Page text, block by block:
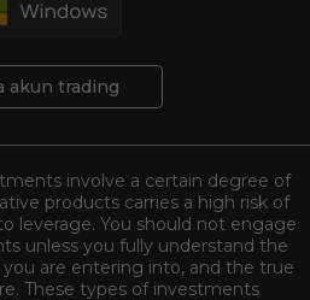
akun trading
involve a certain degree of
products carries a high risk of
leverage. You should not engage
unless you fully understand the
are entering into, and the true
These types of investments